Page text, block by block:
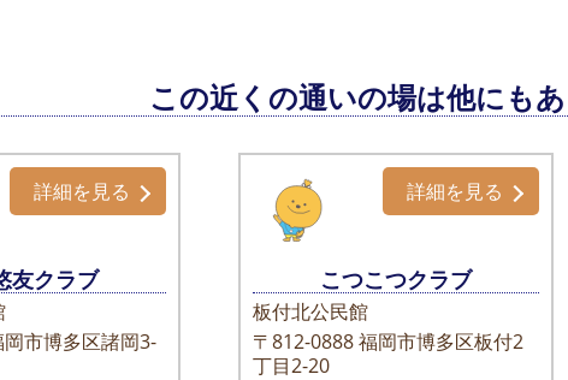
この近くの通いの場は他にも
友クラブ
岡市博多区諸岡3-
詳細を見る
こつこつクラブ
板付北公民館
〒812-0888福岡市博多区板付2
丁目2-20
詳細を見る